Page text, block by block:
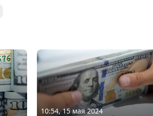
10:54, 15 мая 2024